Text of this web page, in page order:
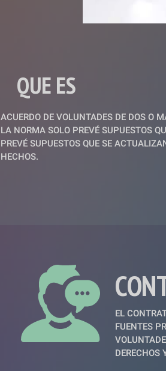
QUE ES
ACUERDO DE VOLUNTADES DE DOS O
LA NORMA SOLO PREVÉ SUPUESTOS
PREVÉ SUPUESTOS QUE SE
HECHOS.
EL
FUENTES
DERECHOS